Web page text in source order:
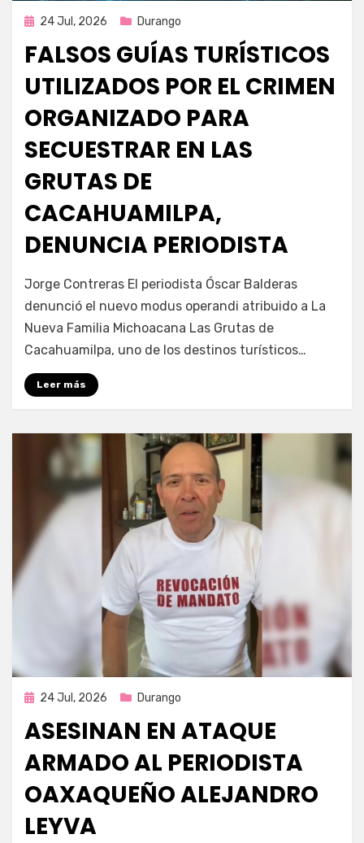
Publicada
24 Jul, 2026 Durango
FALSOS GUÍAS TURÍSTICOS
UTILIZADOS POR EL CRIMEN
ORGANIZADO PARA
SECUESTRAR EN LAS
GRUTAS DE
CACAHUAMILPA,
DENUNCIA PERIODISTA
Fernando Miranda Servín
Jorge Contreras El periodista Óscar Balderas
denunció el nuevo modus operandi atribuido a La
Nueva Familia Michoacana Las Grutas de
Cacahuamilpa, uno de los destinos turísticos…
Leer más
Publicada
24 Jul, 2026 Durango
ASESINAN EN ATAQUE
ARMADO AL PERIODISTA
OAXAQUEÑO ALEJANDRO
LEYVA